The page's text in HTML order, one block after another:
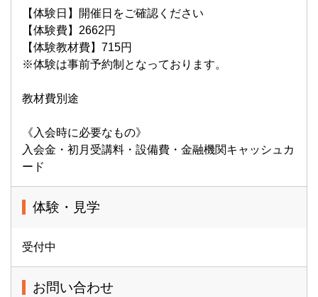
【体験日】開催日をご確認ください
【体験費】2662円
【体験教材費】715円
※体験は事前予約制となっております。
教材費別途
《入会時に必要なもの》
入会金・初月受講料・設備費・金融機関キャッシュカ
ード
体験・見学
受付中
お問い合わせ